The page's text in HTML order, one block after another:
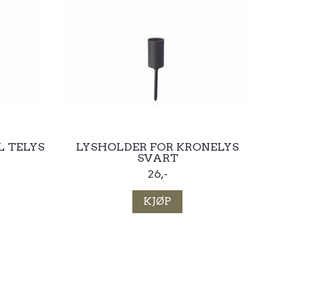
TELYS
LYSHOLDER FOR KRONELYS
SVART
26,-
KJØP